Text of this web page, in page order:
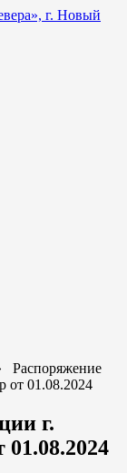
Распоряжение
от 01.08.2024
г.